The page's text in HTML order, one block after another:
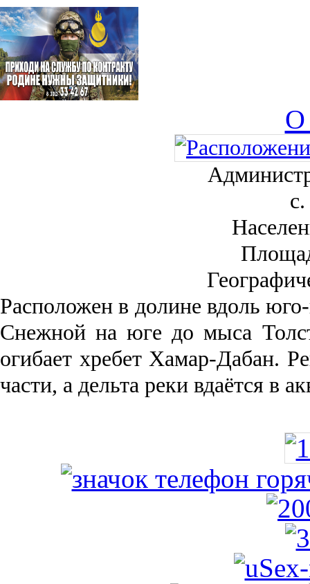
О
Рас­положен в долине вдоль
Снежной на юге до мыса
огибает хребет Хамар-Дабан.
части, а дельта реки вда­ётся в